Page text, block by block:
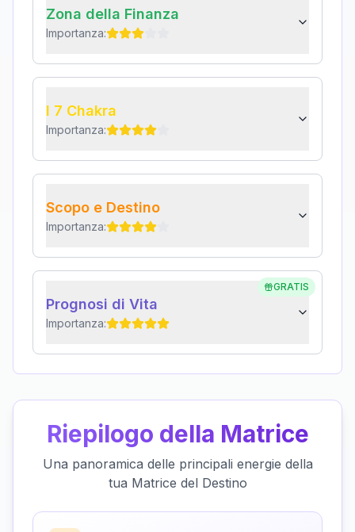
Zona della Finanza
Importanza:
I 7 Chakra
Importanza:
Scopo e Destino
Importanza:
GRATIS
Prognosi di Vita
Importanza:
Riepilogo della Matrice
Una panoramica delle principali energie della
tua Matrice del Destino